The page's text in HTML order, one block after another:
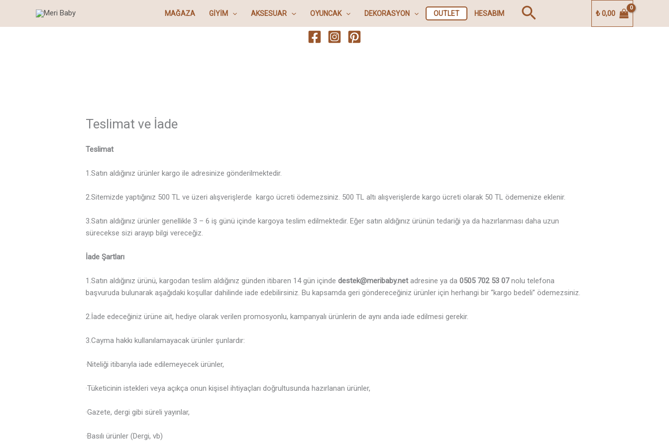
MAĞAZA GIYIM AKSESUAR OYUNCAK DEKORASYON OUTLET HESABIM Arama ₺0,00
Teslimat ve İade
Teslimat
1.Satın aldığınız ürünler kargo ile adresinize gönderilmektedir.
2.Sitemizde yaptığınız 500 TL ve üzeri alışverişlerde kargo ücreti ödemezsiniz. 500 TL altı alışverişlerde kargo ücreti olarak 50 TL ödemenize eklenir.
3.Satın aldığınız ürünler genellikle 3 – 6 iş günü içinde kargoya teslim edilmektedir. Eğer satın aldığınız ürünün tedariği ya da hazırlanması daha uzun
sürecekse sizi arayıp bilgi vereceğiz.
İade Şartları
1.Satın aldığınız ürünü, kargodan teslim aldığınız günden itibaren 14 gün içindedestek@meribaby.netadresine ya da0505 702 53 07nolu telefona
başvuruda bulunarak aşağıdaki koşullar dahilinde iade edebilirsiniz. Bu kapsamda geri göndereceğiniz ürünler için herhangi bir “kargo bedeli” ödemezsiniz.
2.İade edeceğiniz ürüne ait, hediye olarak verilen promosyonlu, kampanyalı ürünlerin de aynı anda iade edilmesi gerekir.
3.Cayma hakkı kullanılamayacak ürünler şunlardır:
·Niteliği itibarıyla iade edilemeyecek ürünler,
·Tüketicinin istekleri veya açıkça onun kişisel ihtiyaçları doğrultusunda hazırlanan ürünler,
·Gazete, dergi gibi süreli yayınlar,
·Basılı ürünler (Dergi, vb)